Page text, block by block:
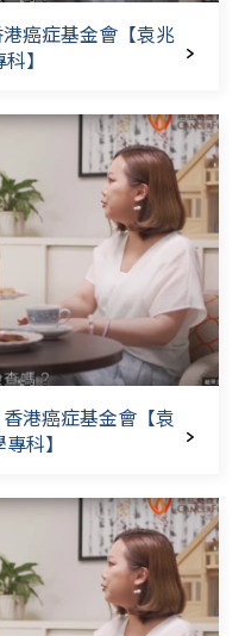
癌症基金會【袁兆
】
港癌症基金會【袁
科】